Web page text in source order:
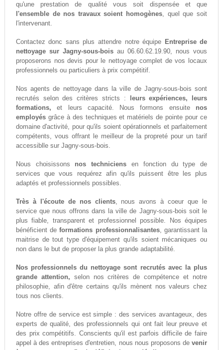
qu'une prestation de qualité vous soit dispensée et que
l'ensemble de nos travaux soient homogènes, quel que soit
l'intervenant.
Contactez donc sans plus attendre notre équipe Entreprise de
nettoyage sur Jagny-sous-boisau 06.60.62.19.90, nous vous
proposerons nos devis pour le nettoyage complet de vos locaux
professionnels ou particuliers à prix compétitif.
Nos agents de nettoyage dans la ville de Jagny-sous-bois sont
recrutés selon des critères stricts :
leurs expériences, leurs
formations, et leurs capacité. Nous formons ensuite nos
employésgrâce à des techniques et matériels de pointe pour ce
domaine d'activité, pour qu'ils soient opérationnels et parfaitement
compétents, vous offrant le meilleur de la propreté pour un tarif
accessiblle sur Jagny-sous-bois.
Nous choisissons nos techniciens en fonction du type de
services que vous requérez afin qu'ils puissent être les plus
adaptés et professionnels possibles.
Très à l'écoute de nos clients, nous avons à coeur que le
service que nous offrons dans la ville de Jagny-sous-bois soit le
plus fiable, transparent et professionnel possible. Nos équipes
bénéficient deformations professionnalisantes, garantissant la
maitrise de tout type d'équipement qu'ils soient mécaniques ou
non dans le but de proposer la plus grande adaptabilité.
Nos professionnels du nettoyage sont recrutés avec la plus
grande attention, selon nos critères de compétence et notre
philosophie, afin d'être certains qu'ils mènent nos valeurs chez
tous nos clients.
Notre offre de service est simple : des services avantageux, des
experts de qualité, des professionnels qui ont fait leur preuve et
des prix compétitifs. Conscients qu'il est parfois difficile de faire
appel à des entreprises d'entretien, nous nous proposons devenir